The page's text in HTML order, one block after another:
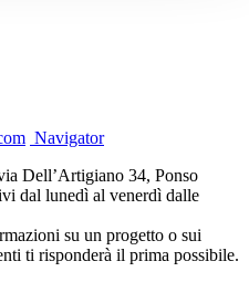
Navigator
Dell’Artigiano 34, Ponso
dal lunedì al venerdì dalle
su un progetto o sui
ti risponderà il prima possibile.